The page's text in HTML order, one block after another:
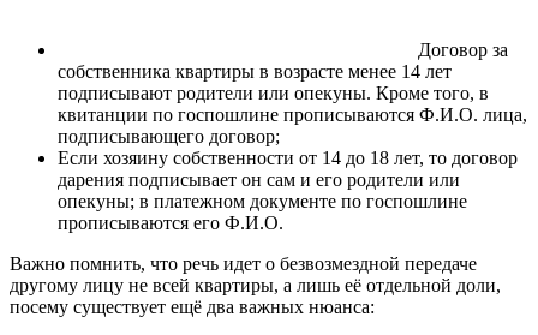
Договор за
собственника квартиры в возрасте менее 14 лет
подписывают родители или опекуны. Кроме того, в
квитанции по госпошлине прописываются Ф.И.О. лица,
подписывающего договор;
Если хозяину собственности от 14 до 18 лет, то договор
дарения подписывает он сам и его родители или
опекуны; в платежном документе по госпошлине
прописываются его Ф.И.О.
Важно помнить, что речь идет о безвозмездной передаче
другому лицу не всей квартиры, а лишь её отдельной доли,
посему существует ещё два важных нюанса: